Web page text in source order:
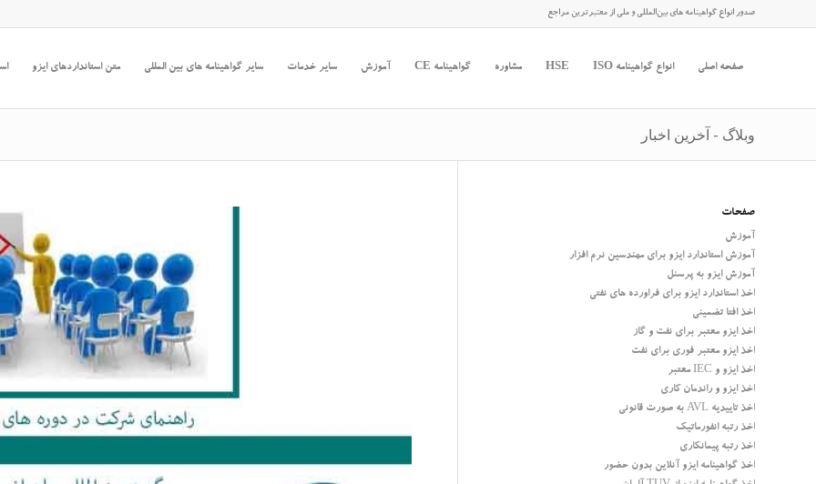
صدور انواع گواهینامه های بین‌المللی و ملی از معتبرترین مراجع
صفحه اصلی انواع گواهینامه ISO HSE مشاوره گواهینامه CE آموزش سایر خدمات سایر گواهینامه های بین المللی متن استانداردهای ایزو
وبلاگ - آخرین اخبار
صفحات
آموزش
آموزش استاندارد ایزو برای مهندسین نرم افزار
آموزش ایزو به پرسنل
اخذ استاندارد ایزو برای فراورده های نفتی
اخذ افتا تضمینی
اخذ ایزو معتبر برای نفت و گاز
اخذ ایزو معتبر فوری برای نفت
اخذ ایزو و IEC معتبر
اخذ ایزو و راندمان کاری
اخذ تاییدیه AVL به صورت قانونی
اخذ رتبه انفورماتیک
اخذ رتبه پیمانکاری
اخذ گواهینامه ایزو آنلاین بدون حضور